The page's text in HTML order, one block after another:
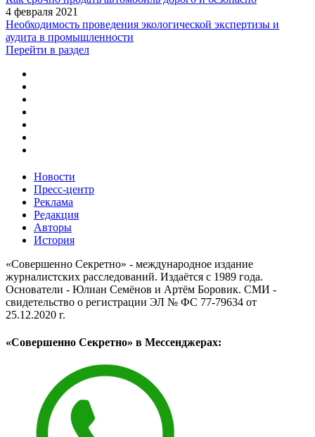
4 февраля 2021
Необходимость проведения экологической экспертизы и
аудита в промышленности
Перейти в раздел
Новости
Пресс-центр
Реклама
Редакция
Авторы
История
«Совершенно Секретно» - международное издание
журналистских расследований. Издаётся с 1989 года.
Основатели - Юлиан Семёнов и Артём Боровик. CМИ -
свидетельство о регистрации ЭЛ № ФС 77-79634 от
25.12.2020 г.
«Совершенно Секретно» в Мессенджерах: